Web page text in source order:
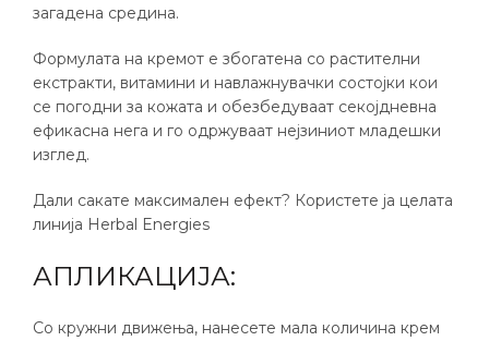
загадена средина.
Формулата на кремот е збогатена со растителни
екстракти, витамини и навлажнувачки состојки кои
се погодни за кожата и обезбедуваат секојдневна
ефикасна нега и го одржуваат нејзиниот младешки
изглед.
Дали сакате максимален ефект? Користете ја целата
линија Herbal Energies
АПЛИКАЦИЈА:
Со кружни движења, нанесете мала количина крем